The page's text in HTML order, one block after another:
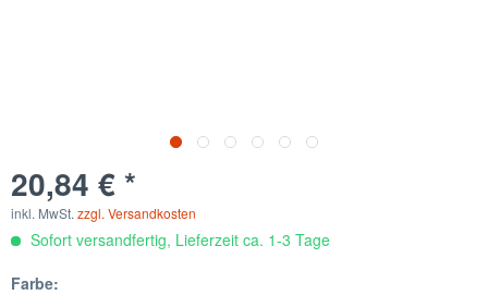
20,84 € *
inkl. MwSt. zzgl. Versandkosten
Sofort versandfertig, Lieferzeit ca. 1-3 Tage
Farbe: